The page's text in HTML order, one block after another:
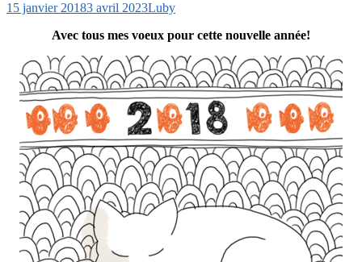
15 janvier 20183 avril 2023Luby
Avec tous mes voeux pour cette nouvelle année!